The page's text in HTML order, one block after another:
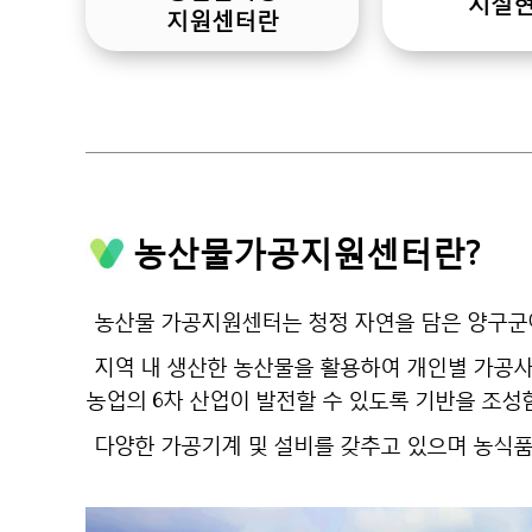
지원센터란
농산물가공지원센터란?
농산물 가공지원센터는 청정 자연을 담은 양구
지역 내 생산한 농산물을 활용하여 개인별 가공
농업의 6차 산업이 발전할 수 있도록 기반을 조
다양한 가공기계 및 설비를 갖추고 있으며 농식